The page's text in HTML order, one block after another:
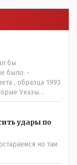
бы
было: -
, образца 1993
Указы
и перевыборов и
и тогда
бунтарский
знакомо -
-
Председатель
и причём
удары по
но там